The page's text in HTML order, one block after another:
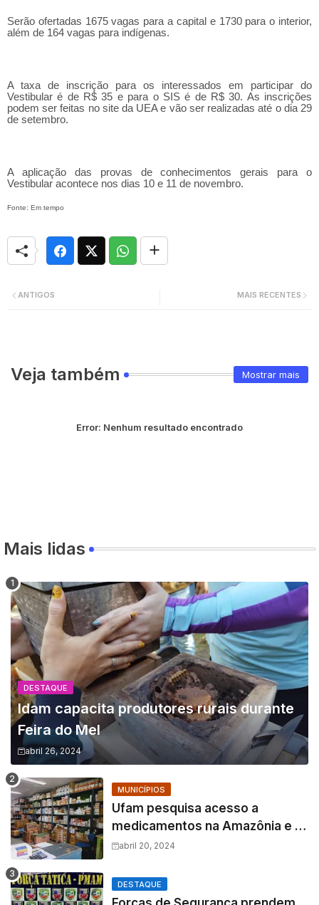
Serão ofertadas 1675 vagas para a capital e 1730 para o interior,
além de 164 vagas para indígenas.
A taxa de inscrição para os interessados em participar do
Vestibular é de R$ 35 e para o SIS é de R$ 30. As inscrições
podem ser feitas no site da UEA e vão ser realizadas até o dia 29
de setembro.
A aplicação das provas de conhecimentos gerais para o
Vestibular acontece nos dias 10 e 11 de novembro.
Fonte: Em tempo
MAIS RECENTES
ANTIGOS
Veja também Mostrar mais
Error: Nenhum resultado encontrado
Mais lidas
DESTAQUE
Idam capacita produtores rurais durante
Feira do Mel
abril 26, 2024
MUNICÍPIOS
Ufam pesquisa acesso a
medicamentos na Amazônia e o
fator amazônico sobre a
abril 20, 2024
DESTAQUE